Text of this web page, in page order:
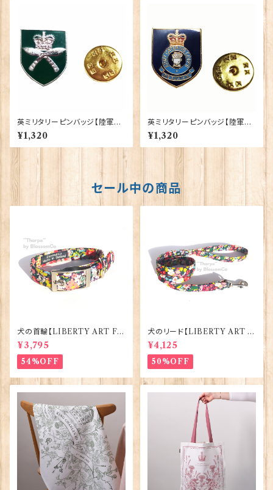
英ミリタリーピンバッジ【陸軍=R
oyal Gurkha Rifles Regime
¥1,320
英ミリタリーピンバッジ【陸軍=A
rmy Catering Corps】Tradit
ion 90043-M080
¥1,320
セール中の商品
犬の首輪【LIBERTY ART FA
BRIC=Thorpe】BlossomCo
90295
¥3,795
54%OFF
犬のリード【LIBERTY ART F
ABRIC=Thorpe】BlossomC
o 90294
¥4,125
50%OFF